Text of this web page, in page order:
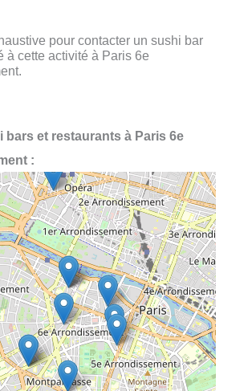
pour contacter un sushi bar
à cette activité à Paris 6e
bars et restaurants à Paris 6e
: